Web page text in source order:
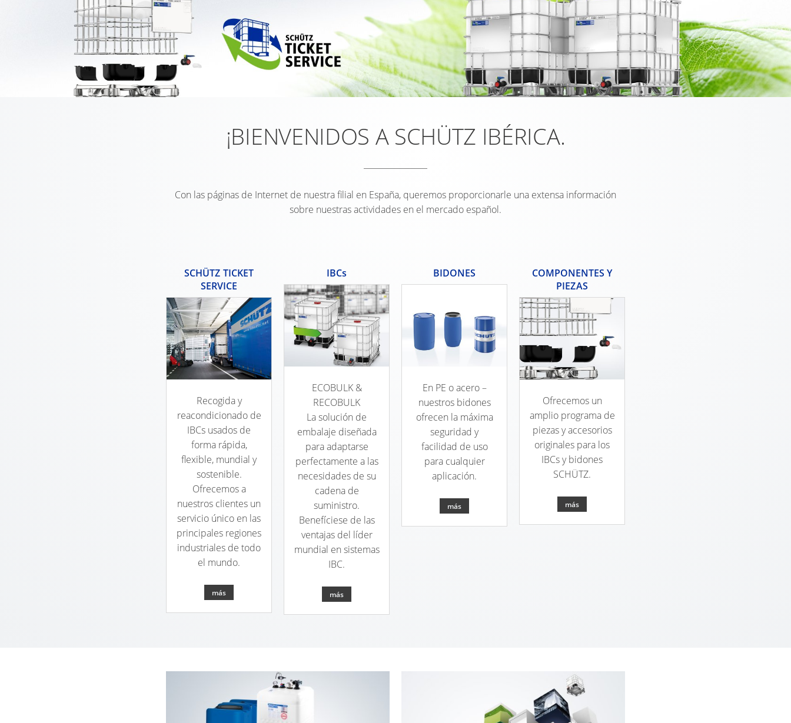
¡BIENVENIDOS A SCHÜTZ IBÉRICA.
Con las páginas de Internet de nuestra filial en España, queremos proporcionarle una extensa información
sobre nuestras actividades en el mercado español.
SCHÜTZ TICKET
SERVICE
Recogida y
reacondicionado de
IBCs usados de
forma rápida,
flexible, mundial y
sostenible.
Ofrecemos a
nuestros clientes un
servicio único en las
principales regiones
industriales de todo
el mundo.
más
IBCs
ECOBULK &
RECOBULK
La solución de
embalaje diseñada
para adaptarse
perfectamente a las
necesidades de su
cadena de
suministro.
Benefíciese de las
ventajas del líder
mundial en sistemas
IBC.
más
BIDONES
En PE o acero –
nuestros bidones
ofrecen la máxima
seguridad y
facilidad de uso
para cualquier
aplicación.
más
COMPONENTES Y
PIEZAS
Ofrecemos un
amplio programa de
piezas y accesorios
originales para los
IBCs y bidones
SCHÜTZ.
más